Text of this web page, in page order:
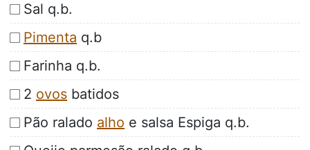
Sal q.b.
Pimenta q.b
Farinha q.b.
2 ovos batidos
Pão ralado alho e salsa Espiga q.b.